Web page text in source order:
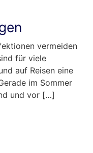
vermeiden
für viele
auf Reisen eine
im Sommer
und vor […]